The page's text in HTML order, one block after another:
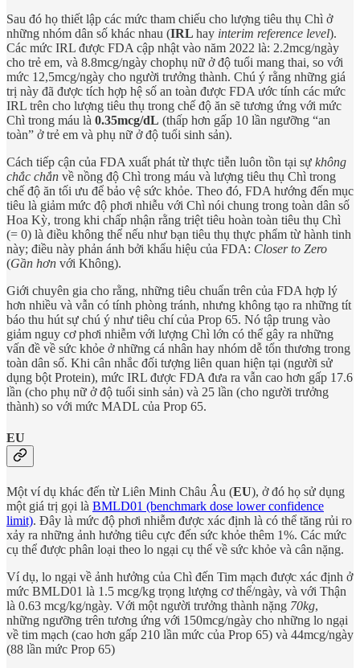
Sau đó họ thiết lập các mức tham chiếu cho lượng tiêu thụ Chì ở
những nhóm dân số khác nhau (IRL hay interim reference level).
Các mức IRL được FDA cập nhật vào năm 2022 là: 2.2mcg/ngày
cho trẻ em, và 8.8mcg/ngày chophụ nữ ở độ tuổi mang thai, so với
mức 12,5mcg/ngày cho người trưởng thành. Chú ý rằng những giá
trị này đã được tích hợp hệ số an toàn được FDA ước tính các mức
IRL trên cho lượng tiêu thụ trong chế độ ăn sẽ tương ứng với mức
Chì trong máu là 0.35mcg/dL (thấp hơn gấp 10 lần ngưỡng “an
toàn” ở trẻ em và phụ nữ ở độ tuổi sinh sản).
Cách tiếp cận của FDA xuất phát từ thực tiễn luôn tồn tại sự không
chắc chắn về nồng độ Chì trong máu và lượng tiêu thụ Chì trong
chế độ ăn tối ưu để bảo vệ sức khỏe. Theo đó, FDA hướng đến mục
tiêu là giảm mức độ phơi nhiễu với Chì nói chung trong toàn dân số
Hoa Kỳ, trong khi chấp nhận rằng triệt tiêu hoàn toàn tiêu thụ Chì
(= 0) là điều không thể nếu như bạn tiêu thụ thực phẩm từ hành tinh
này; điều này phản ánh bởi khẩu hiệu của FDA: Closer to Zero
(Gần hơn với Không).
Giới chuyên gia cho rằng, những tiêu chuẩn trên của FDA hợp lý
hơn nhiều và vẫn có tính phòng tránh, nhưng không tạo ra những tít
báo thu hút sự chú ý như tiêu chí của Prop 65. Nó tập trung vào
giảm nguy cơ phơi nhiễm với lượng Chì lớn có thể gây ra những
vấn đề về sức khỏe ở những cá nhân hay nhóm dễ tổn thương trong
toàn dân số. Khi cân nhắc đối tượng liên quan hiện tại (người sử
dụng bột Protein), mức IRL được FDA đưa ra vẫn cao hơn gấp 17.6
lần (cho phụ nữ ở độ tuổi sinh sản) và 25 lần (cho người trưởng
thành) so với mức MADL của Prop 65.
EU
Một ví dụ khác đến từ Liên Minh Châu Âu (EU), ở đó họ sử dụng
một giá trị gọi là BMLD01 (benchmark dose lower confidence
limit). Đây là mức độ phơi nhiễm được xác định là có thể tăng rủi ro
xảy ra những ảnh hưởng tiêu cực đến sức khỏe thêm 1%. Các mức
cụ thể được phân loại theo lo ngại cụ thể về sức khỏe và cân nặng.
Ví dụ, lo ngại về ảnh hưởng của Chì đến Tim mạch được xác định ở
mức BMLD01 là 1.5 mcg/kg trọng lượng cơ thể/ngày, và với Thận
là 0.63 mcg/kg/ngày. Với một người trưởng thành nặng 70kg,
những ngưỡng trên tương ứng với 150mcg/ngày cho những lo ngại
về tim mạch (cao hơn gấp 210 lần mức của Prop 65) và 44mcg/ngày
(88 lần mức Prop 65)